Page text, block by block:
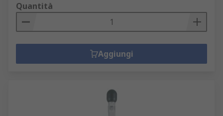
Quantità
Aggiungi